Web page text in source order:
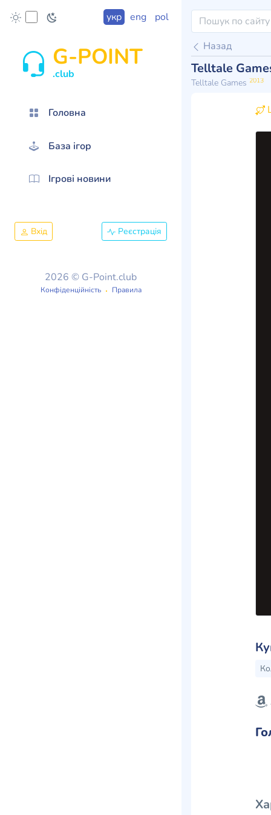
укр eng pol
G-POINT
.club
Головна
База ігор
Ігрові новини
Вхід Реєстрація
2026 © G-Point.club
Конфіденційність Правила
Назад
Telltale
Telltale Games 2013